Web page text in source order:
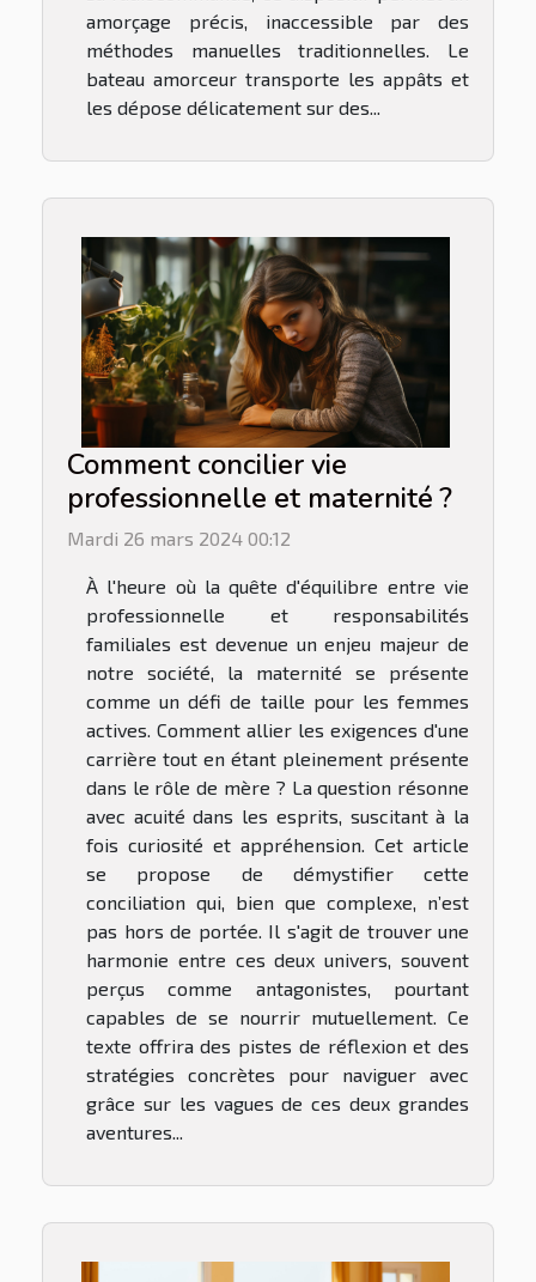
amorçage précis, inaccessible par des
méthodes manuelles traditionnelles. Le
bateau amorceur transporte les appâts et
les dépose délicatement sur des...
Comment concilier vie
professionnelle et maternité ?
Mardi 26 mars 2024 00:12
À l'heure où la quête d'équilibre entre vie
professionnelle et responsabilités
familiales est devenue un enjeu majeur de
notre société, la maternité se présente
comme un défi de taille pour les femmes
actives. Comment allier les exigences d'une
carrière tout en étant pleinement présente
dans le rôle de mère ? La question résonne
avec acuité dans les esprits, suscitant à la
fois curiosité et appréhension. Cet article
se propose de démystifier cette
conciliation qui, bien que complexe, n’est
pas hors de portée. Il s'agit de trouver une
harmonie entre ces deux univers, souvent
perçus comme antagonistes, pourtant
capables de se nourrir mutuellement. Ce
texte offrira des pistes de réflexion et des
stratégies concrètes pour naviguer avec
grâce sur les vagues de ces deux grandes
aventures...